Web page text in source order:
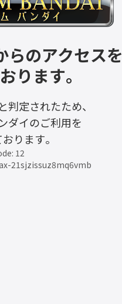
らのアクセスを
ります。
判定されたため、
ダイのご利用を
ります。
12
21sjzissuz8mq6vmb